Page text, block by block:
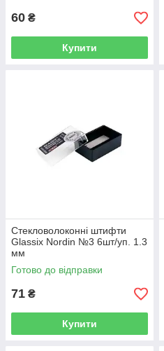
60 ₴
Купити
Стекловолоконні штифти
Glassix Nordin №3 6шт/уп. 1.3
мм
Готово до відправки
71 ₴
Купити